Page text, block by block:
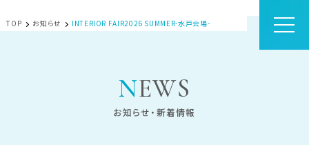
NEWS
お知らせ・新着情報
TOP お知らせ INTERIOR FAIR2026 SUMMER-水戸会場-